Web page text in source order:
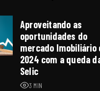
Aproveitando as
oportunidades do
mercado Imobiliário
2024 com a queda
Selic
3 MIN